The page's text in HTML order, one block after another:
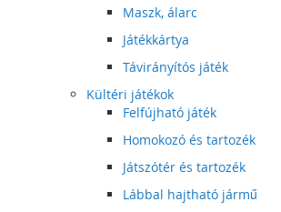
Maszk, álarc
Játékkártya
Távirányítós játék
Kültéri játékok
Felfújható játék
Homokozó és tartozék
Játszótér és tartozék
Lábbal hajtható jármű